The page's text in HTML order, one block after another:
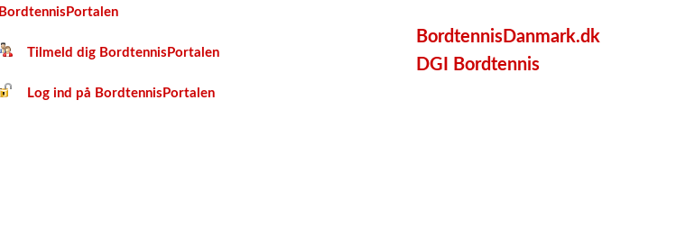
BordtennisPortalen
Tilmeld dig BordtennisPortalen
Log ind på BordtennisPortalen
BordtennisDanmark.dk
DGI Bordtennis